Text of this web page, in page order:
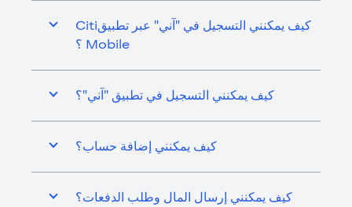
كيف يمكنني التسجيل في "آني" عبر تطبيقCiti
Mobile ؟
كيف يمكنني التسجيل في تطبيق "آني"؟
كيف يمكنني إضافة حساب؟
كيف يمكنني إرسال المال وطلب الدفعات؟